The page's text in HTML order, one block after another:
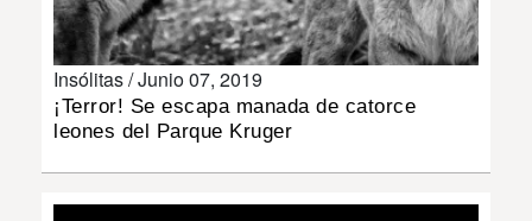
SHOW
DEPORTES
Insólitas /Junio 07, 2019
¡Terror! Se escapa manada de catorce
leones del Parque Kruger